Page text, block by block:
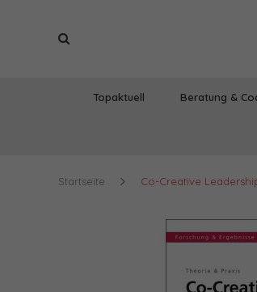
Topaktuell Beratung &
Startseite Co-Creative